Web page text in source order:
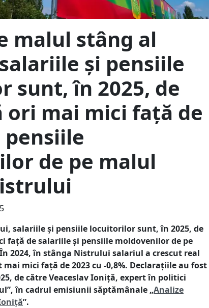
malul stâng al
și pensiile
sunt, în 2025, de
ori mai mici față de
de pe malul
salariile și pensiile locuitorilor sunt, în 2025, de
față de salariile și pensiile moldovenilor de pe
2024, în stânga Nistrului salariul a crescut real
mici față de 2023 cu -0,8%. Declarațiile au fost
de către Veaceslav Ioniță, expert în politici
în cadrul emisiunii săptămânale „Analize
”.